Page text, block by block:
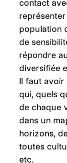
contact
population
de
répondre
diversifiée
Il faut avoir
qui, quels
de chaque
dans un
horizons,
toutes
etc.